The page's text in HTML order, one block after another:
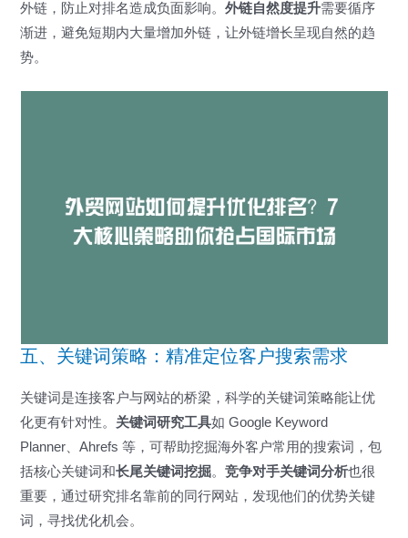
外链，防止对排名造成负面影响。外链自然度提升需要循序
渐进，避免短期内大量增加外链，让外链增长呈现自然的趋
势。
五、关键词策略：精准定位客户搜索需求
关键词是连接客户与网站的桥梁，科学的关键词策略能让优
化更有针对性。 关键词研究工具如 Google Keyword
Planner、Ahrefs 等，可帮助挖掘海外客户常用的搜索词，包
括核心关键词和长尾关键词挖掘。竞争对手关键词分析也很
重要，通过研究排名靠前的同行网站，发现他们的优势关键
词，寻找优化机会。